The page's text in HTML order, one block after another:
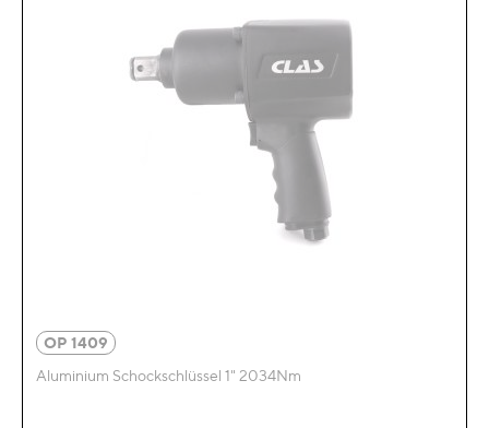
OP 1409
Aluminium Schockschlüssel 1" 2034Nm